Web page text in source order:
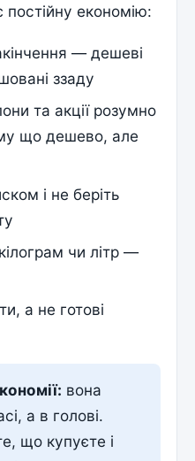
постійну економію:
— дешеві
ззаду
та акції розумно
що дешево, але
і не беріть
чи літр —
а не готові
вона
а в голові.
що купуєте і